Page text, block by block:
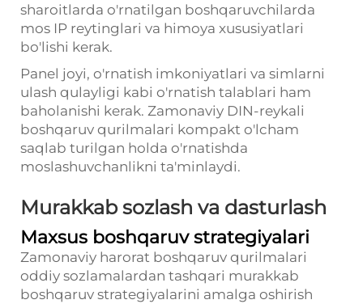
sharoitlarda o'rnatilgan boshqaruvchilarda
mos IP reytinglari va himoya xususiyatlari
bo'lishi kerak.
Panel joyi, o'rnatish imkoniyatlari va simlarni
ulash qulayligi kabi o'rnatish talablari ham
baholanishi kerak. Zamonaviy DIN-reykali
boshqaruv qurilmalari kompakt o'lcham
saqlab turilgan holda o'rnatishda
moslashuvchanlikni ta'minlaydi.
Murakkab sozlash va dasturlash
Maxsus boshqaruv strategiyalari
Zamonaviy harorat boshqaruv qurilmalari
oddiy sozlamalardan tashqari murakkab
boshqaruv strategiyalarini amalga oshirish